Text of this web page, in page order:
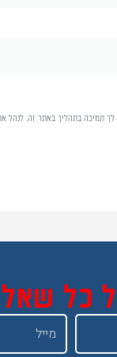
תמיכה בתהליך באתר זה, לנהל
כל
Email